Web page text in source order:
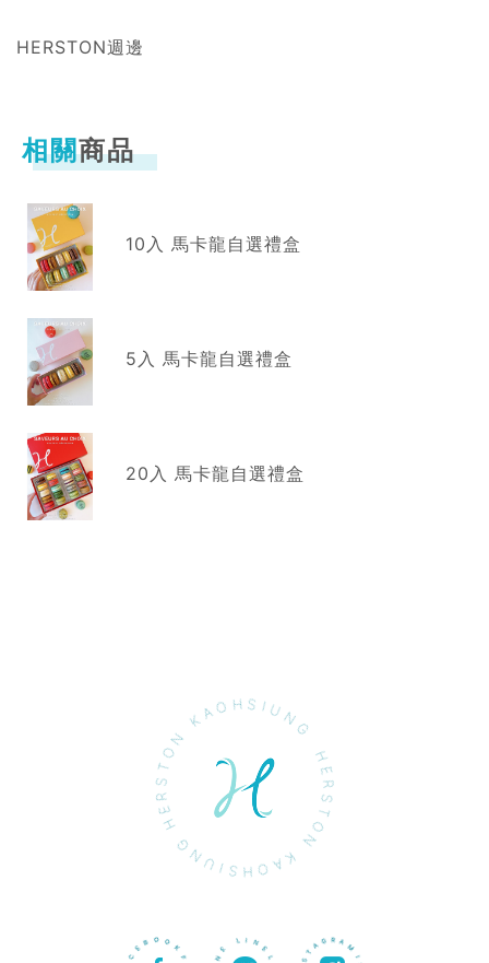
HERSTON週邊
相關商品
10入 馬卡龍自選禮盒
5入 馬卡龍自選禮盒
20入 馬卡龍自選禮盒
HERSTON KAOHSIUNG HERSTON KAOHSIUNG